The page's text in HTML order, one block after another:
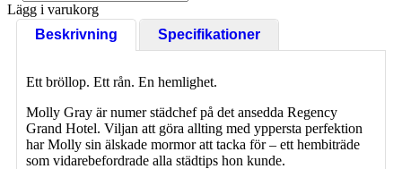
Lägg i varukorg
Beskrivning
Specifikationer
Ett bröllop. Ett rån. En hemlighet.
Molly Gray är numer städchef på det ansedda Regency
Grand Hotel. Viljan att göra allting med yppersta perfektion
har Molly sin älskade mormor att tacka för – ett hembiträde
som vidarebefordrade alla städtips hon kunde.